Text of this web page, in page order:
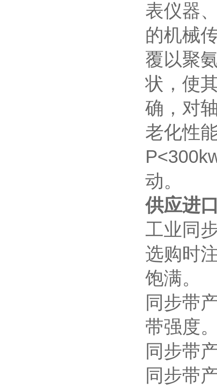
表仪器
的机械
覆以聚
状，使
确，对
老化性
动。
供应进
工业同
选购时
饱满。
同步带
带强度
同步带
同步带